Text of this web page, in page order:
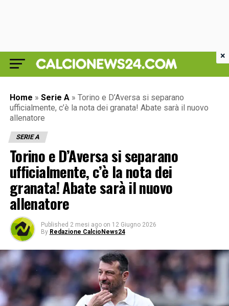
Home » Serie A » Torino e D’Aversa si separano
ufficialmente, c’è la nota dei granata! Abate sarà il nuovo
allenatore
SERIE A
Torino e D’Aversa si separano
ufficialmente, c’è la nota dei
granata! Abate sarà il nuovo
allenatore
Published 2 mesi ago on 12 Giugno 2026
By Redazione CalcioNews24
×